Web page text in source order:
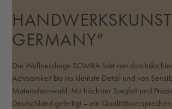
und einem hohen Designanspruch.
GERMANY“
Die Wellnessliege SOMRA lebt von
Achtsamkeit bis ins kleinste Detail und von
Materialauswahl. Mit höchster Sorgfalt und
Deutschland gefertigt – ein Qualitätsversprechen